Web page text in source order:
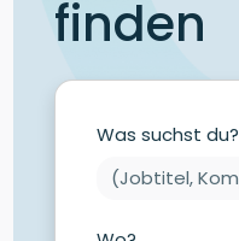
finden
Was suchst du?